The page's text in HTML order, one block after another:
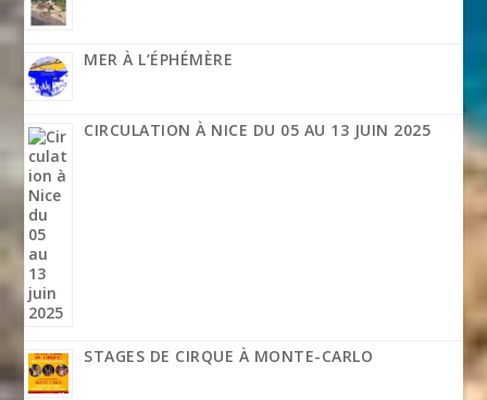
MER À L’ÉPHÉMÈRE
CIRCULATION À NICE DU 05 AU 13 JUIN 2025
STAGES DE CIRQUE À MONTE-CARLO